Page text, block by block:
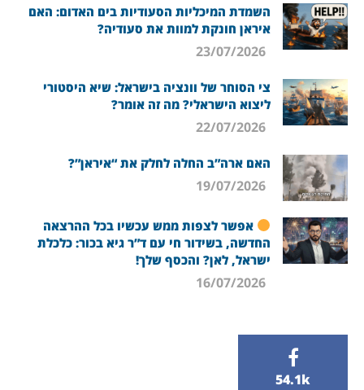
השמדת המיכליות הסעודיות בים האדום: האם
איראן חונקת למוות את סעודיה?
צי הסוחר של וונציה בישראל: שיא היסטורי
ליצוא הישראלי? מה זה אומר?
האם ארה”ב החלה לחלק את “איראן”?
אפשר לצפות ממש עכשיו בכל ההרצאה
החדשה, בשידור חי עם ד”ר גיא בכור: כלכלת
ישראל, לאן? והכסף שלך!
54.1k